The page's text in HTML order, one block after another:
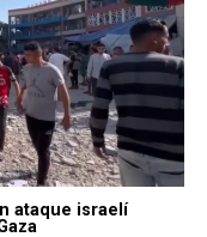
ataque israelí